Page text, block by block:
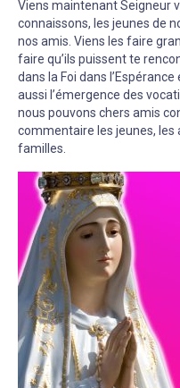
Viens maintenant Seigneur
connaissons, les jeunes de
nos amis. Viens les faire
faire qu’ils puissent te
dans la Foi dans
aussi l’émergence des
nous pouvons chers amis
commentaire les jeunes, les
familles.